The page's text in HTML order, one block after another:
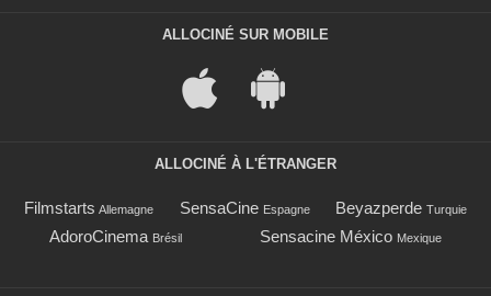
ALLOCINÉ SUR MOBILE
ALLOCINÉ À L'ÉTRANGER
Filmstarts Allemagne SensaCine Espagne Beyazperde Turquie
AdoroCinema Brésil Sensacine México Mexique